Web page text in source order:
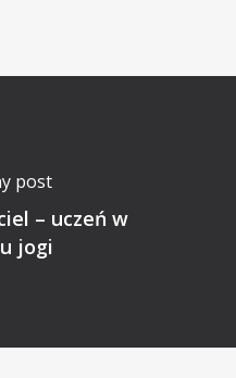
post
– uczeń w
jogi